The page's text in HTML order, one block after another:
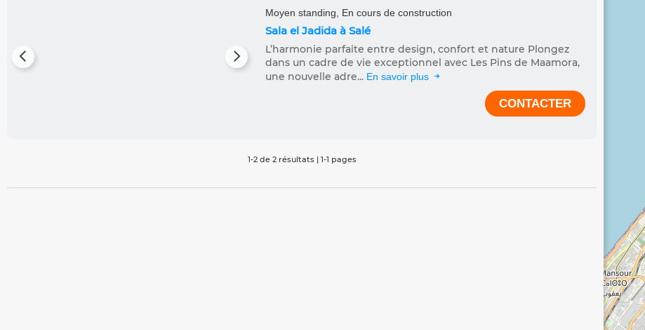
Moyen standing, En cours de construction
Sala el Jadida à Salé
L’harmonie parfaite entre design, confort et nature Plongez
dans un cadre de vie exceptionnel avec Les Pins de Maamora,
une nouvelle adre... En savoir plus
CONTACTER
1-2 de 2 résultats | 1-1 pages